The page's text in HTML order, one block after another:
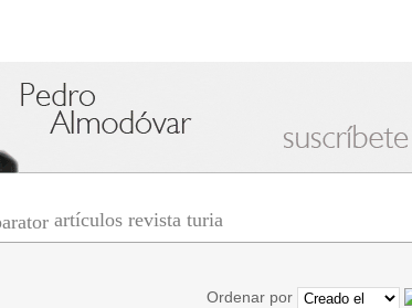
artículos revista turia
Ordenar por